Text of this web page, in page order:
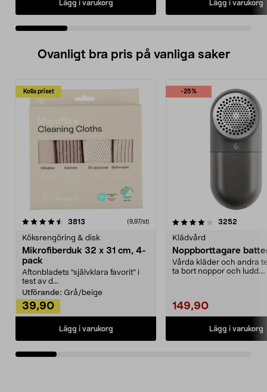
Lägg i varukorg Lägg i varukorg
Ovanligt bra pris på vanliga saker
Kolla priset
3813 (9,97/st)
Köksrengöring & disk
Mikrofiberduk 32 x 31 cm, 4-
pack
Aftonbladets "självklara favorit” i
test av d...
Utförande: Grå/beige
39,90
Lägg i varukorg
-25%
4.0av 5 stjärnor 3252
Klädvård
Noppborttagare
Vårda kläder och andra
ta bort noppor och ludd.
149,90
Lägg i varukorg
4.5av 5 stjärnor